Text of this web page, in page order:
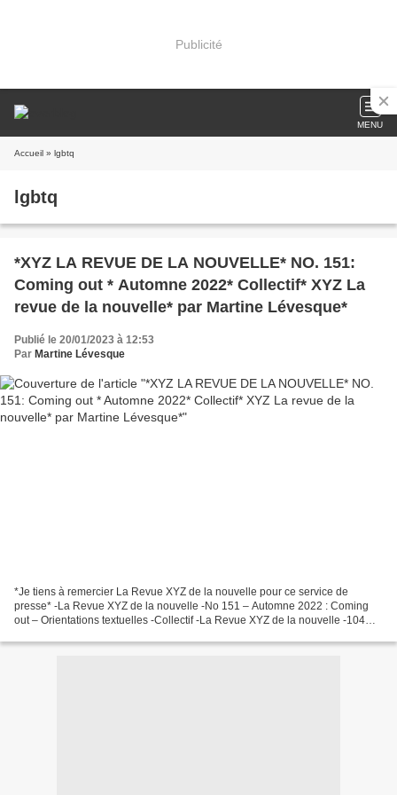
Publicité
MENU
Accueil » lgbtq
lgbtq
*XYZ LA REVUE DE LA NOUVELLE* NO. 151:
Coming out * Automne 2022* Collectif* XYZ La
revue de la nouvelle* par Martine Lévesque*
Publié le 20/01/2023 à 12:53
Par Martine Lévesque
*Je tiens à remercier La Revue XYZ de la nouvelle pour ce service de
presse* -La Revue XYZ de la nouvelle -No 151 – Automne 2022 : Coming
out – Orientations textuelles -Collectif -La Revue XYZ de la nouvelle -104